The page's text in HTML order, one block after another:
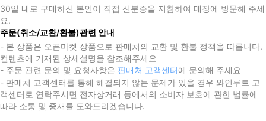
30일 내로 구매하신 본인이 직접 신분증을 지참하여 매장에 방문해 주세
요.
주문(취소/교환/환불)관련 안내
- 본 상품은 오픈마켓 상품으로 판매처의 교환 및 환불 정책을 따릅니다.
컨텐츠에 기재된 상세설명을 참조해주세요
- 주문 관련 문의 및 요청사항은 판매처 고객센터에 문의해 주세요
- 판매처 고객센터를 통해 해결되지 않는 문제가 있을 경우 와인루트 고
객센터로 연락주시면 전자상거래 등에서의 소비자 보호에 관한 법률에
따라 소통 및 중재를 도와드리겠습니다.